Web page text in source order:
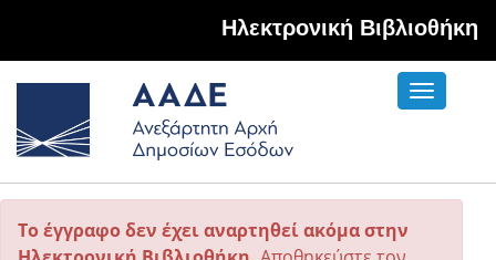
Hλεκτρονική Βιβλιοθήκη
Toggle
Το έγγραφο δεν έχει αναρτηθεί ακόμα στην